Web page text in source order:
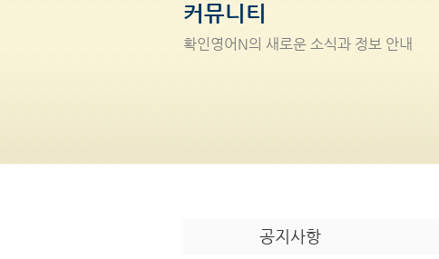
커뮤니티
확인영어 N의 새로운 소식과 정보 안내
공지사항